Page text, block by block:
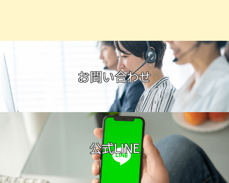
お問い合わせ
公式LINE